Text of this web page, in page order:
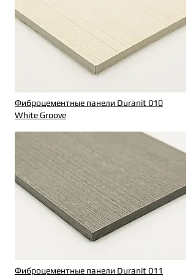
Фиброцементные панели Duranit 010
White Groove
Фиброцементные панели Duranit 011